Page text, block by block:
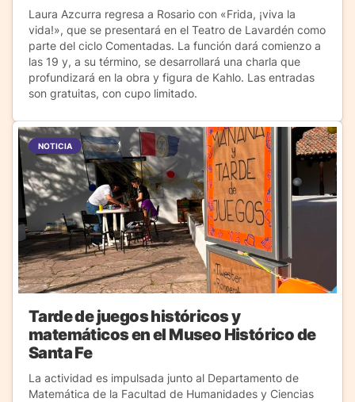
Laura Azcurra regresa a Rosario con «Frida, ¡viva la
vida!», que se presentará en el Teatro de Lavardén como
parte del ciclo Comentadas. La función dará comienzo a
las 19 y, a su término, se desarrollará una charla que
profundizará en la obra y figura de Kahlo. Las entradas
son gratuitas, con cupo limitado.
NOTICIA
Tarde de juegos históricos y
matemáticos en el Museo Histórico de
Santa Fe
La actividad es impulsada junto al Departamento de
Matemática de la Facultad de Humanidades y Ciencias